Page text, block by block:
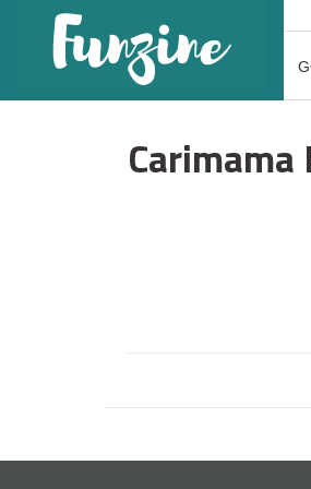
Carimama